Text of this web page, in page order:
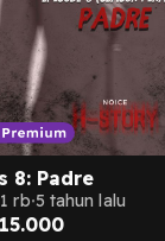
8: Padre
rb 5 tahun lalu
15.000